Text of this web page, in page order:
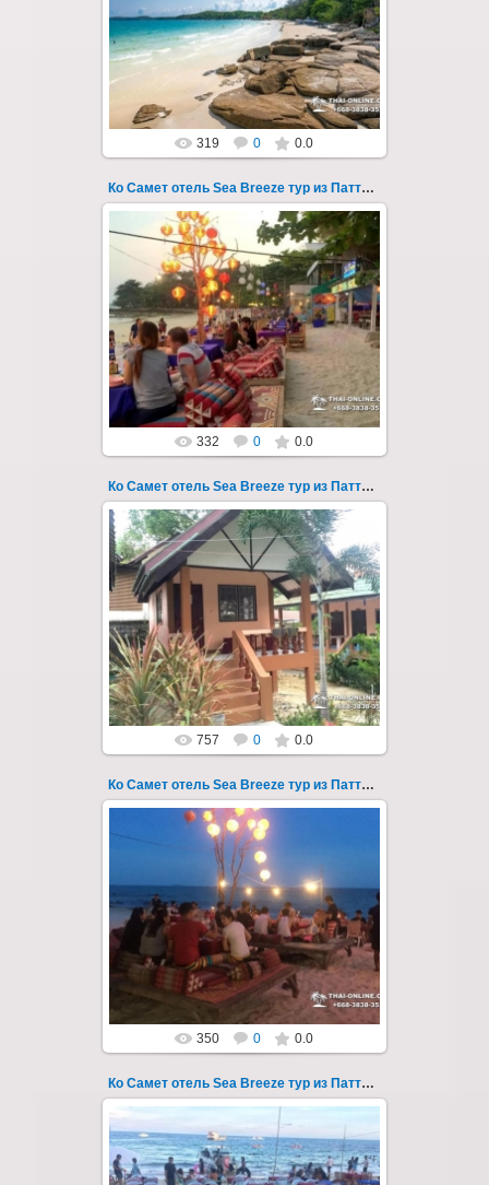
ночевкой в отеле "Sea Breeze" на пляже Ао
Пхай - фотография 108
Запове...
Thai-Online
319 0 0.0
Ко Самет отель Sea Breeze тур из Паттайи фото 109
01.08.2022
Экскурсия на остров Самет из Паттайи, с
ночевкой в отеле "Sea Breeze" на пляже Ао
Пхай - фотография 109
Запове...
Thai-Online
332 0 0.0
Ко Самет отель Sea Breeze тур из Паттайи фото 11
01.06.2020
Экскурсия на остров Самет из Паттайи, с
ночевкой в отеле "Sea Breeze" на пляже Ао
Пхай - фотография 11
Заповед...
Thai-Online
757 0 0.0
Ко Самет отель Sea Breeze тур из Паттайи фото 110
01.08.2022
Экскурсия на остров Самет из Паттайи, с
ночевкой в отеле "Sea Breeze" на пляже Ао
Пхай - фотография 110
Запове...
Thai-Online
350 0 0.0
Ко Самет отель Sea Breeze тур из Паттайи фото 111
01.08.2022